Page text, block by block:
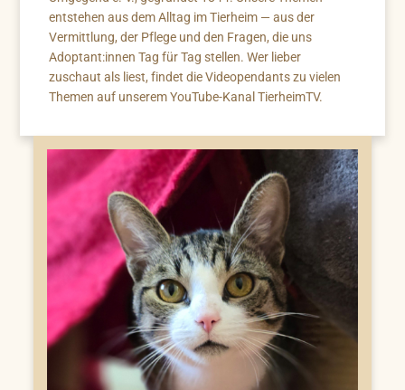
entstehen aus dem Alltag im Tierheim — aus der
Vermittlung, der Pflege und den Fragen, die uns
Adoptant:innen Tag für Tag stellen. Wer lieber
zuschaut als liest, findet die Videopendants zu vielen
Themen auf unserem YouTube-Kanal TierheimTV.